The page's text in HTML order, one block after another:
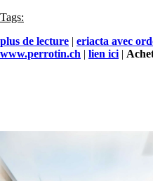
Tags:
plus de lecture | eriacta avec
www.perrotin.ch | lien ici |